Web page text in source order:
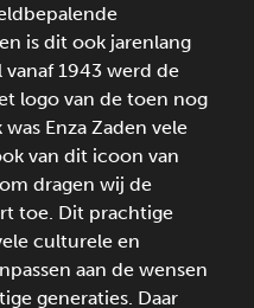
is dit ook jarenlang
vanaf 1943 werd de
logo van de toen nog
Enza Zaden vele
van dit icoon van
dragen wij de
toe. Dit prachtige
culturele en
aan de wensen
generaties. Daar